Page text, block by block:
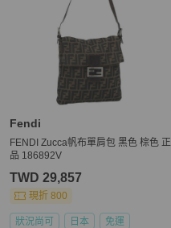
Fendi
FENDI Zucca帆布單肩包 黑色 棕色 正
品 186892V
TWD 29,857
現折 800
狀況尚可 日本 免運